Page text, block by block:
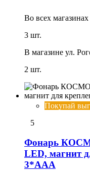
Во всех магазинах
3 шт.
В магазине ул.
2 шт.
Покупай
5
Фонарь
LED, магнит
3*AAA